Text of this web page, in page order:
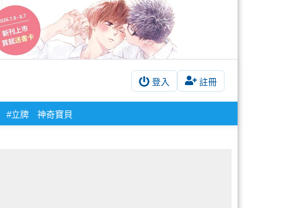
登入 註冊
#立牌 神奇寶貝